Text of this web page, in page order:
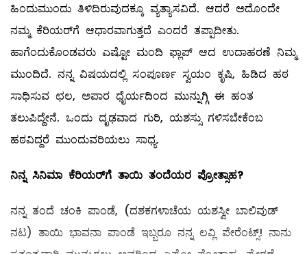
ಹಿಂದುಮುಂದು ತಿಳಿದಿರುವುದಕ್ಕೂ ವ್ಯತ್ಯಾಸವಿದೆ. ಆದರೆ ಅದೊಂದೇ
ನಮ್ಮ ಕೆರಿಯರ್‌ಗೆ ಆಧಾರವಾಗುತ್ತದೆ ಎಂದರೆ ತಪ್ಪಾದೀತು.
ಹಾಗೆಂದುಕೊಂಡವರು ಎಷ್ಟೋ ಮಂದಿ ಫ್ಲಾಪ್‌ ಆದ ಉದಾಹರಣೆ ನಿಮ್ಮ
ಮುಂದಿದೆ. ನನ್ನ ವಿಷಯದಲ್ಲಿ ಸಂಪೂರ್ಣ ಸ್ವಯಂ ಕೃಷಿ, ಹಿಡಿದ ಹಠ
ಸಾಧಿಸುವ ಛಲ, ಅಪಾರ ಧೈರ್ಯದಿಂದ ಮುನ್ನುಗ್ಗಿ ಈ ಹಂತ
ತಲುಪಿದ್ದೇನೆ. ಒಂದು ದೃಢವಾದ ಗುರಿ, ಯಶಸ್ಸು ಗಳಿಸಬೇಕೆಂಬ
ಹಠವಿದ್ದರೆ ಮುಂದುವರಿಯಲು ಸಾಧ್ಯ.
ನಿನ್ನ ಸಿನಿಮಾ ಕೆರಿಯರ್ಗೆ ತಾಯಿ ತಂದೆಯರ ಪ್ರೋತ್ಸಾಹ?
ನನ್ನ ತಂದೆ ಚಂಕಿ ಪಾಂಡೆ, (ದಶಕಗಳಾಚೆಯ ಯಶಸ್ವೀ ಬಾಲಿವುಡ್‌
ನಟ) ತಾಯಿ ಭಾವನಾ ಪಾಂಡೆ ಇಬ್ಬರೂ ನನ್ನ ಲವ್ಲಿ ಪೇರೆಂಟ್ಸ್! ನಾನು